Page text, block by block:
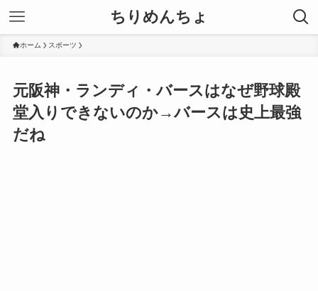
ちりめんちょ
ホーム スポーツ
元阪神・ランディ・バースはなぜ野球殿
堂入りできないのか→バースは史上最強
だね